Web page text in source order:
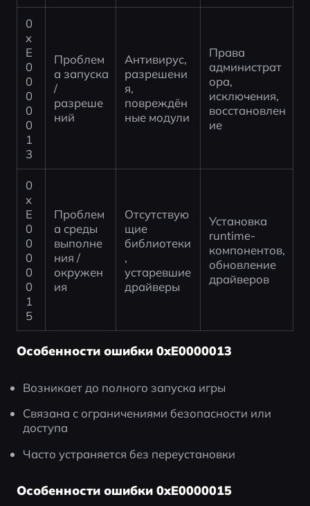
0
x
E
0
0
0
0
0
1
3
Проблем
а запуска
/
разреше
ний
Антивирус,
разрешени
я,
повреждён
ные модули
Права
администрат
ора,
исключения,
восстановлен
ие
0
x
E
0
0
0
0
0
1
5
Проблем
а среды
выполне
ния /
окружен
ия
Отсутствую
щие
библиотеки
,
устаревшие
драйверы
Установка
runtime-
компонентов,
обновление
драйверов
Особенности ошибки 0xE0000013
Возникает до полного запуска игры
Связана с ограничениями безопасности или
доступа
Часто устраняется без переустановки
Особенности ошибки 0xE0000015